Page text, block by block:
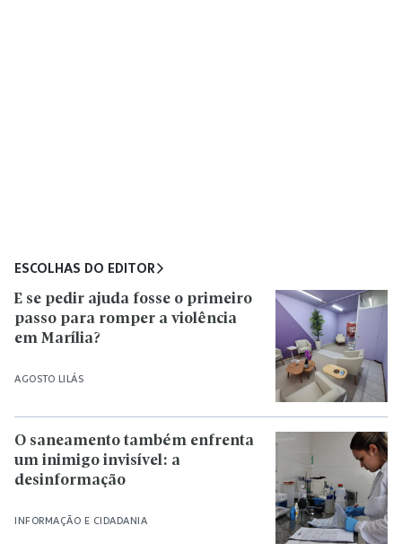
ESCOLHAS DO EDITOR
AGOSTO LILÁS
E se pedir ajuda fosse o primeiro
passo para romper a violência
em Marília?
INFORMAÇÃO E CIDADANIA
O saneamento também enfrenta
um inimigo invisível: a
desinformação